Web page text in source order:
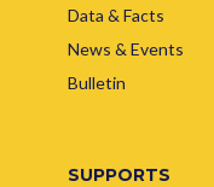
Data & Facts
News & Events
Bulletin
SUPPORTS